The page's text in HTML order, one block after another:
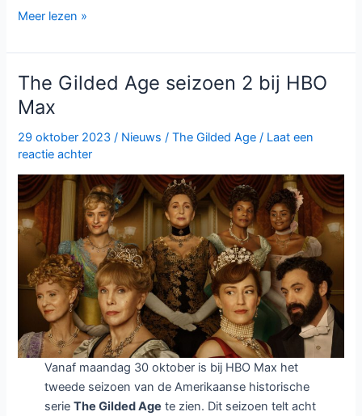
The
Age
Seizoen
3
op
HBO
Max:
Allianties
en
Oude
Veten
het
New
van
Eeuw
Meer lezen »
The Gilded Age seizoen 2 bij HBO
Max
29 oktober 2023/ Nieuws /The Gilded Age / Laat een
reactie achter
Vanaf maandag 30 oktober is bij HBO Max het
tweede seizoen van de Amerikaanse historische
serie The Gilded Age te zien. Dit seizoen telt acht